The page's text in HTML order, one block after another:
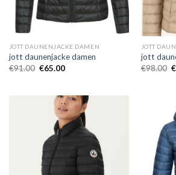
JOTT DAUNENJACKE DAMEN
jott daunenjacke damen
€91.00 €65.00
JOTT
jott
€98.00 €